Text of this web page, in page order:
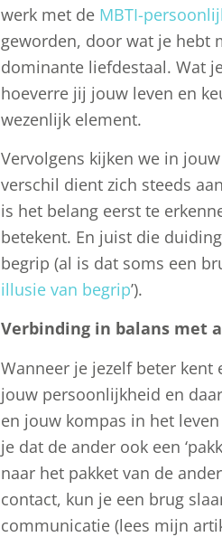
werk met de MBTI-
geworden, door wat je hebt
dominante liefdestaal. Wat
hoeverre jij jouw leven en
wezenlijk element.
Vervolgens kijken we in
verschil dient zich steeds
is het belang eerst te
betekent. En juist die
begrip (al is dat soms een
illusie van begrip’).
Verbinding in balans met
Wanneer je jezelf beter kent
jouw persoonlijkheid en
en jouw kompas in het
je dat de ander ook een
naar het pakket van de
contact, kun je een brug
communicatie (lees mijn